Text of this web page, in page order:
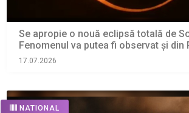
Se apropie o nouă eclipsă totală de
Fenomenul va putea fi observat și din
17.07.2026
NATIONAL